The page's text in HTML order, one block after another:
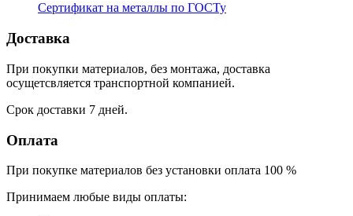
Сертификат на металлы по ГОСТу
Доставка
При покупки материалов, без монтажа, доставка
осущетсвляется транспортной компанией.
Срок доставки 7 дней.
Оплата
При покупке материалов без установки оплата 100 %
Принимаем любые виды оплаты: